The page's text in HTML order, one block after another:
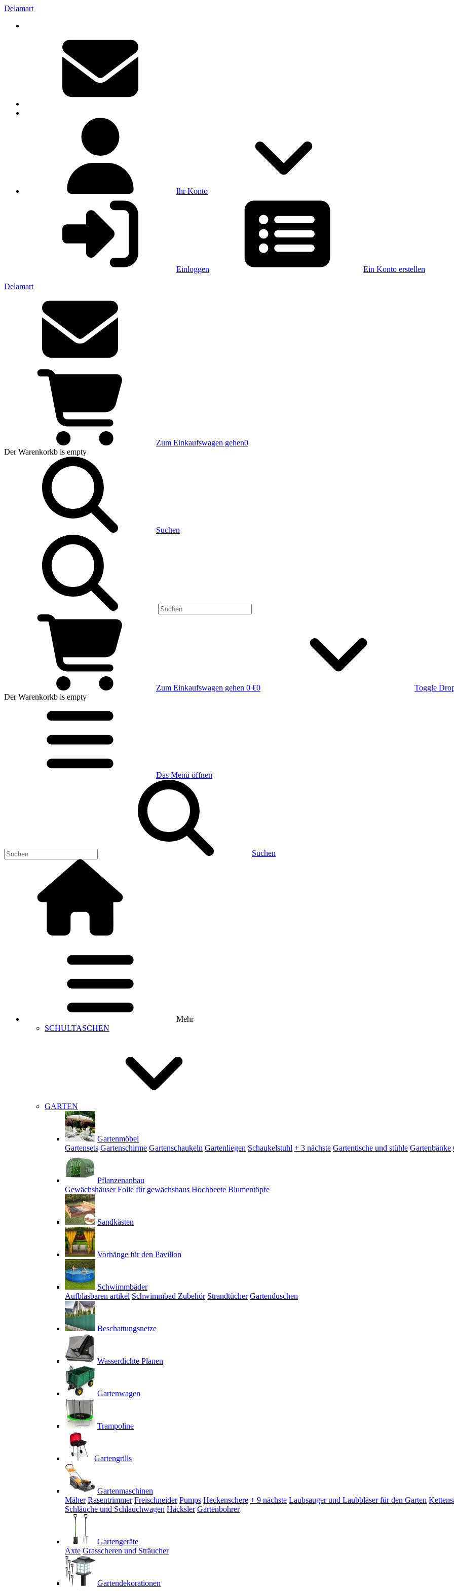
Delamart
Ihr Konto
Einloggen Ein Konto erstellen
Delamart
Zum Einkaufswagen gehen0
Der Warenkorkb is empty
Suchen
Zum Einkaufswagen gehen 0 €0
Toggle
Der Warenkorkb is empty
Das Menü öffnen
Suchen
Mehr
SCHULTASCHEN
GARTEN
Gartenmöbel
Gartensets Gartenschirme Gartenschaukeln Gartenliegen Schaukelstuhl + 3 nächste Gartentische und stühle Gartenbänke
Pflanzenanbau
Gewächshäuser Folie für gewächshaus Hochbeete Blumentöpfe
Sandkästen
Vorhänge für den Pavillon
Schwimmbäder
Aufblasbaren artikel Schwimmbad Zubehör Strandtücher Gartenduschen
Beschattungsnetze
Wasserdichte Planen
Gartenwagen
Trampoline
Gartengrills
Gartenmaschinen
Mäher Rasentrimmer Freischneider Pumps Heckenschere + 9 nächste Laubsauger und Laubbläser für den Garten
Schläuche und Schlauchwagen Häcksler Gartenbohrer
Gartengeräte
Äxte Grasscheren und Sträucher
Gartendekorationen